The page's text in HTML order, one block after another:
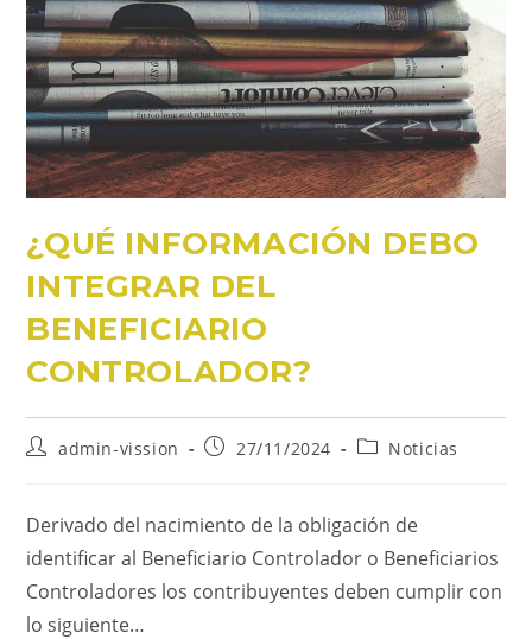
¿QUÉ INFORMACIÓN DEBO
INTEGRAR DEL
BENEFICIARIO
CONTROLADOR?
admin-vission 27/11/2024 Noticias
Derivado del nacimiento de la obligación de
identificar al Beneficiario Controlador o Beneficiarios
Controladores los contribuyentes deben cumplir con
lo siguiente…